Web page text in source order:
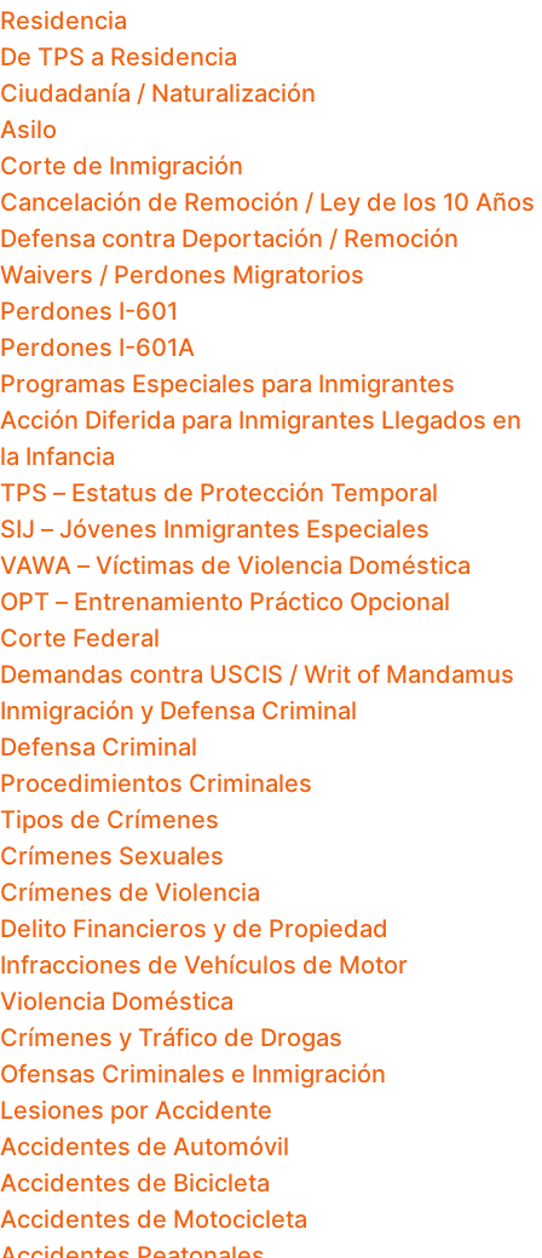
Residencia
De TPS a Residencia
Ciudadanía / Naturalización
Asilo
Corte de Inmigración
Cancelación de Remoción / Ley de los 10 Años
Defensa contra Deportación / Remoción
Waivers / Perdones Migratorios
Perdones I-601
Perdones I-601A
Programas Especiales para Inmigrantes
Acción Diferida para Inmigrantes Llegados en
la Infancia
TPS – Estatus de Protección Temporal
SIJ – Jóvenes Inmigrantes Especiales
VAWA – Víctimas de Violencia Doméstica
OPT – Entrenamiento Práctico Opcional
Corte Federal
Demandas contra USCIS / Writ of Mandamus
Inmigración y Defensa Criminal
Defensa Criminal
Procedimientos Criminales
Tipos de Crímenes
Crímenes Sexuales
Crímenes de Violencia
Delito Financieros y de Propiedad
Infracciones de Vehículos de Motor
Violencia Doméstica
Crímenes y Tráfico de Drogas
Ofensas Criminales e Inmigración
Lesiones por Accidente
Accidentes de Automóvil
Accidentes de Bicicleta
Accidentes de Motocicleta